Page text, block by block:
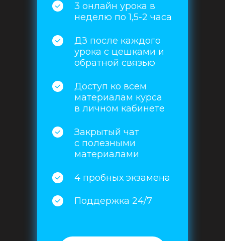
3 онлайн урока в
неделю по 1,5-2 часа
ДЗ после каждого
урока с цешками и
обратной связью
Доступ ко всем
материалам курса
в личном кабинете
Закрытый чат
с полезными
материалами
4 пробных экзамена
Поддержка 24/7